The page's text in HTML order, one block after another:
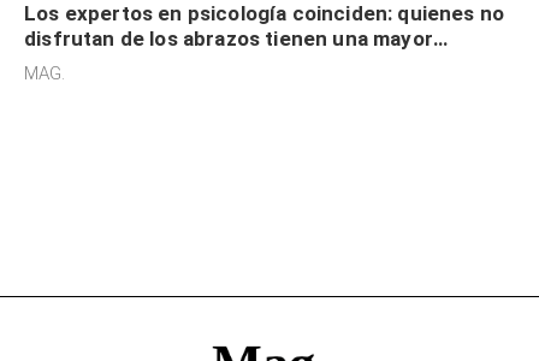
Los expertos en psicología coinciden: quienes no
disfrutan de los abrazos tienen una mayor
sensibilidad a los estímulos físicos y no es por
MAG.